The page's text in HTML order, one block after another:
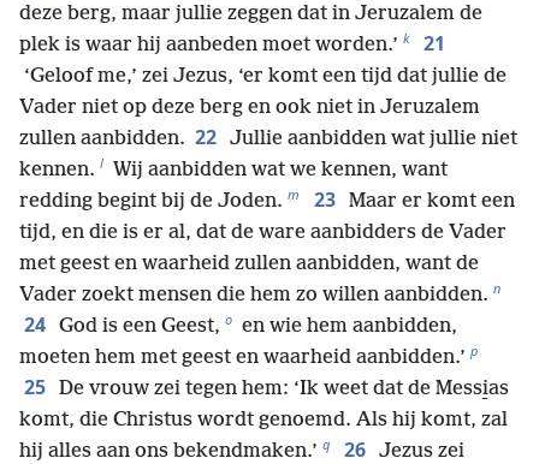
deze berg, maar jullie zeggen dat in Jeruzalem de
plek is waar hij aanbeden moet worden.’ k 21
‘Geloof me,’ zei Jezus, ‘er komt een tijd dat jullie de
Vader niet op deze berg en ook niet in Jeruzalem
zullen aanbidden. 22 Jullie aanbidden wat jullie niet
kennen. l Wij aanbidden wat we kennen, want
redding begint bij de Joden. m 23 Maar er komt een
tijd, en die is er al, dat de ware aanbidders de Vader
met geest en waarheid zullen aanbidden, want de
Vader zoekt mensen die hem zo willen aanbidden. n
24 God is een Geest, o en wie hem aanbidden,
moeten hem met geest en waarheid aanbidden.’ p
25 De vrouw zei tegen hem: ‘Ik weet dat de Messi̱as
komt, die Christus wordt genoemd. Als hij komt, zal
hij alles aan ons bekendmaken.’ q 26 Jezus zei